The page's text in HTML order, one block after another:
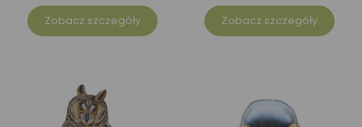
Zobacz szczegóły Zobacz szczegóły